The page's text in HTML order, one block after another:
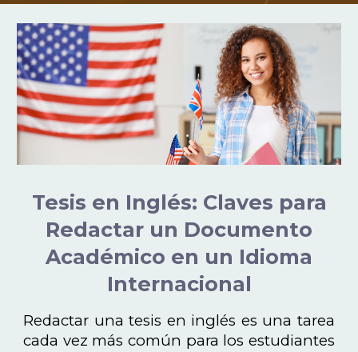
Tesis en Inglés: Claves para
Redactar un Documento
Académico en un Idioma
Internacional
Redactar una tesis en inglés es una tarea
cada vez más común para los estudiantes